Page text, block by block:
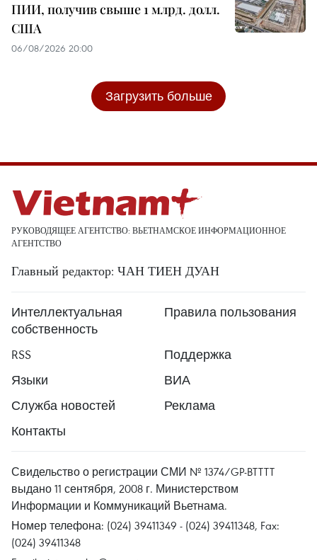
ПИИ, получив свыше 1 млрд. долл.
США
06/08/2026 20:00
Загрузить больше
РУКОВОДЯЩЕЕ АГЕНТСТВО: ВЬЕТНАМСКОЕ ИНФОРМАЦИОННОЕ
АГЕНТСТВО
Главный редактор: ЧАН ТИЕН ДУАН
Интеллектуальная
собственность
Правила пользования
RSS
Поддержка
Языки
ВИА
Служба новостей
Реклама
Контакты
Свидельство о регистрации СМИ № 1374/GP-BTTTT
выдано 11 сентября, 2008 г. Министерством
Информации и Коммуникаций Вьетнама.
Номер телефона: (024) 39411349 - (024) 39411348, Fax:
(024) 39411348